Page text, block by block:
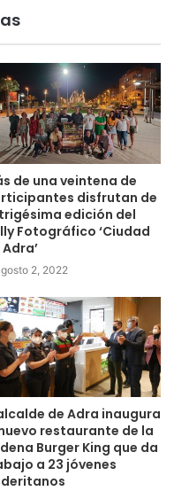
de una veintena de
disfrutan de
edición del
Fotográfico ‘Ciudad
2, 2022
de Adra inaugura
restaurante de la
Burger King que da
a 23 jóvenes